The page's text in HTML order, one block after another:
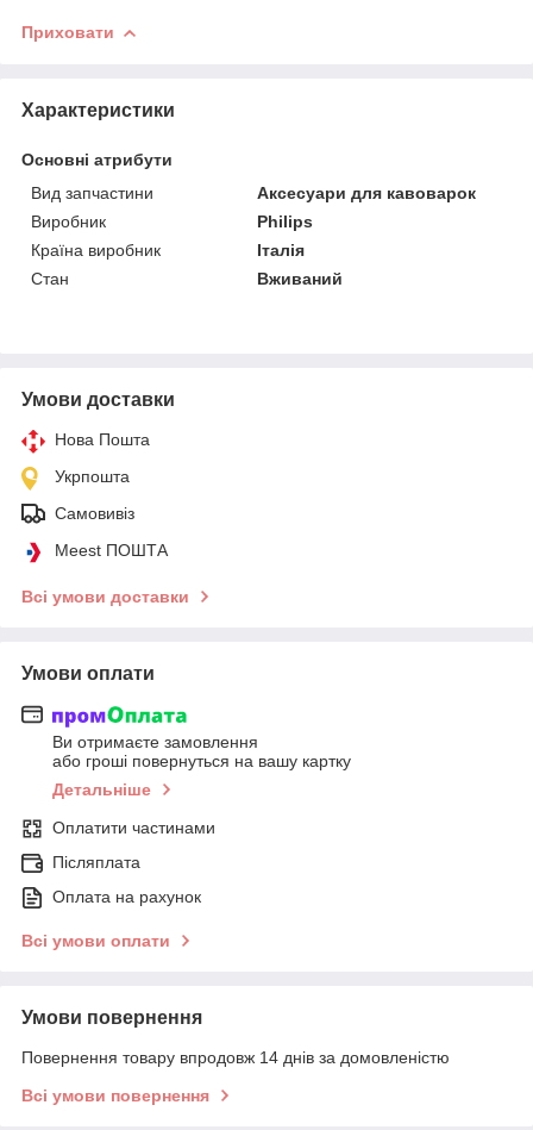
Приховати
Характеристики
Основні атрибути
Вид запчастини
Аксесуари для кавоварок
Виробник
Philips
Країна виробник
Італія
Стан
Вживаний
Умови доставки
Нова Пошта
Укрпошта
Самовивіз
Meest ПОШТА
Всі умови доставки
Умови оплати
Ви отримаєте замовлення
або гроші повернуться на вашу картку
Детальніше
Оплатити частинами
Післяплата
Оплата на рахунок
Всі умови оплати
Умови повернення
Повернення товару впродовж 14 днів за домовленістю
Всі умови повернення